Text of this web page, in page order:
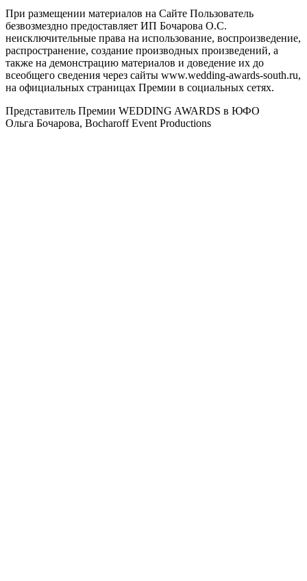
При размещении материалов на Сайте Пользователь
безвозмездно предоставляет ИП Бочарова О.С.
неисключительные права на использование, воспроизведение,
распространение, создание производных произведений, а
также на демонстрацию материалов и доведение их до
всеобщего сведения через сайты www.wedding-awards-south.ru,
на официальных страницах Премии в социальных сетях.
Представитель Премии WEDDING AWARDS в ЮФО
Ольга Бочарова, Bocharoff Event Productions